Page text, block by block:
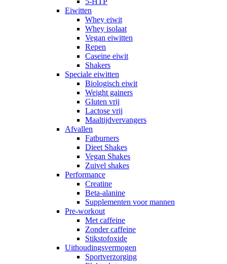
Eiwitten
Whey eiwit
Whey isolaat
Vegan eiwitten
Repen
Caseine eiwit
Shakers
Speciale eiwitten
Biologisch eiwit
Weight gainers
Gluten vrij
Lactose vrij
Maaltijdvervangers
Afvallen
Fatburners
Dieet Shakes
Vegan Shakes
Zuivel shakes
Performance
Creatine
Beta-alanine
Supplementen voor mannen
Pre-workout
Met caffeine
Zonder caffeine
Stikstofoxide
Uithoudingsvermogen
Sportverzorging